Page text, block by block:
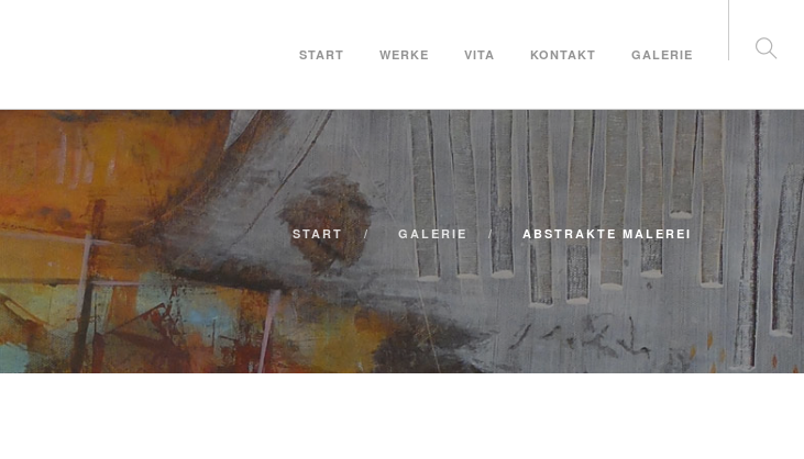
START WERKE VITA KONTAKT GALERIE
START GALERIE ABSTRAKTE MALEREI